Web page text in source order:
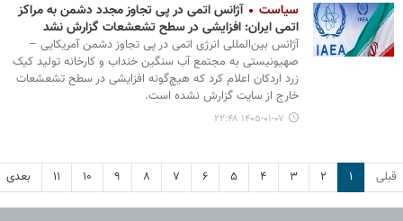
سیاست
آژانس اتمی در پی تجاوز مجدد دشمن به مراکز
اتمی ایران: افزایشی در سطح تشعشعات گزارش نشد
آژانس بین‌المللی انرژی اتمی در پی تجاوز دشمن آمریکایی –
صهیونیستی به مجتمع آب سنگین خنداب و کارخانه تولید کیک
زرد اردکان اعلام کرد که هیچ‌گونه افزایشی در سطح تشعشعات
خارج از سایت گزارش نشده است.
۱۴۰۵-۰۱-۰۷ ۲۲:۴۸
قبلی ۱ ۲ ۳ ۴ ۵ ۶ ۷ ۸ ۹ ۱۰ ۱۱ بعدی